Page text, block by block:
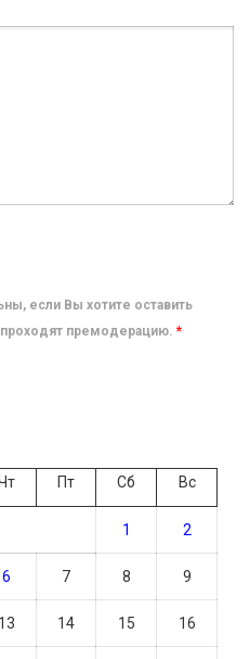
если Вы хотите оставить
премодерацию. *
Пт Сб Вс
1 2
6 7 8 9
13 14 15 16